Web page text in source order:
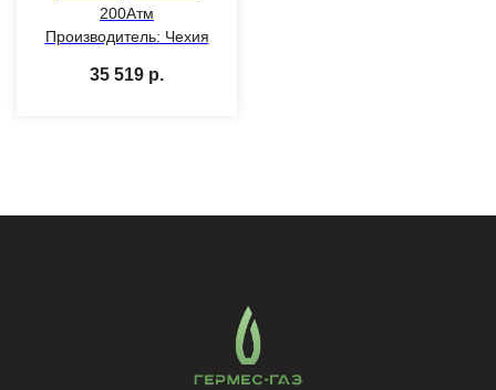
200Атм
Производитель: Чехия
35 519 р.